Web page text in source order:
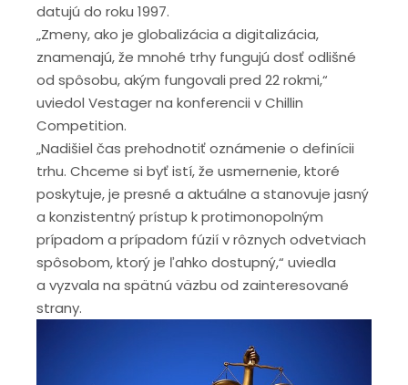
datujú do roku 1997.
„Zmeny, ako je globalizácia a digitalizácia,
znamenajú, že mnohé trhy fungujú dosť odlišné
od spôsobu, akým fungovali pred 22 rokmi,“
uviedol Vestager na konferencii v Chillin
Competition.
„Nadišiel čas prehodnotiť oznámenie o definícii
trhu. Chceme si byť istí, že usmernenie, ktoré
poskytuje, je presné a aktuálne a stanovuje jasný
a konzistentný prístup k protimonopolným
prípadom a prípadom fúzií v rôznych odvetviach
spôsobom, ktorý je ľahko dostupný,“ uviedla
a vyzvala na spätnú väzbu od zainteresované
strany.